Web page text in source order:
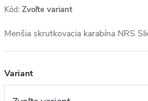
Kód: Zvoľte variant
Menšia skrutkovacia karabína NRS
Variant